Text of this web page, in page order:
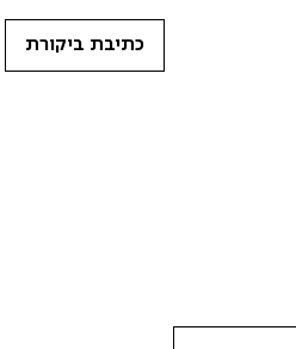
כתיבת ביקורת